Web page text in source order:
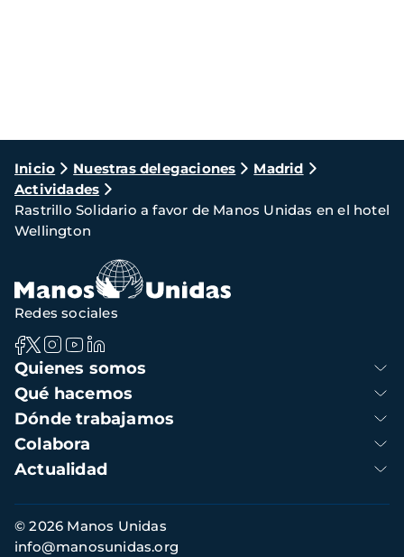
Ruta
de
navegación
Inicio Nuestras delegaciones
Madrid
Actividades
Rastrillo Solidario a favor de Manos Unidas en el hotel
Wellington
Navegación
principal
Quienes somos
Qué hacemos
Dónde trabajamos
Colabora
Actualidad
Redes sociales
Información
de
© 2026 Manos Unidas
info@manosunidas.org